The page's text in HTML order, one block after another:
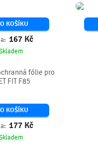
KOŠÍKU
167 Kč
fólie pro
FIT F85
KOŠÍKU
177 Kč